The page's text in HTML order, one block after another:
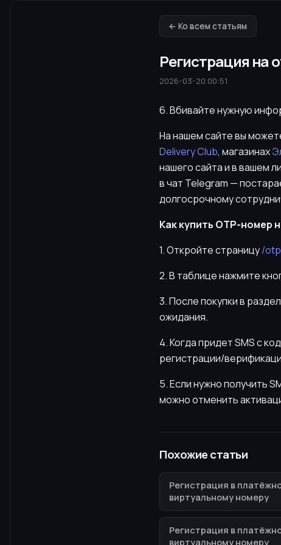
← Ко всем статьям
Регистрация на
2026-03-20 00:51
6. Вбивайте нужную
На нашем сайте вы
Delivery Club, магазинах
нашего сайта и в вашем
в чат Telegram —
долгосрочному
Как купить OTP-номер
1. Откройте страницу/
2. В таблице нажмите
3. После покупки в
ожидания.
4. Когда придет SMS с
регистрации/
5. Если нужно получить
можно отменить
Похожие статьи
Регистрация в
виртуальному номеру
Регистрация в
виртуальному номеру